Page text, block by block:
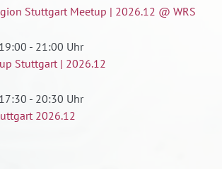
Stuttgart Meetup | 2026.12 @ WRS
- 21:00 Uhr
Stuttgart | 2026.12
- 20:30 Uhr
2026.12